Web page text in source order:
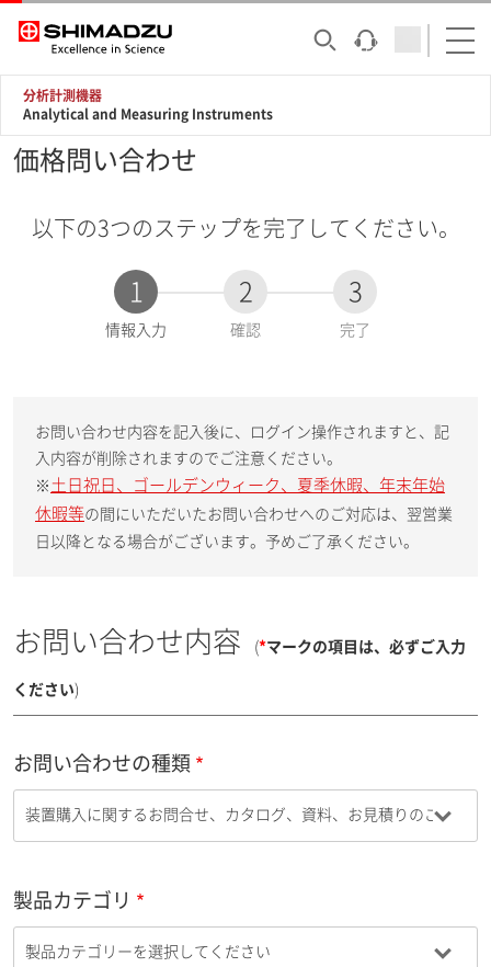
分析計測機器
Analytical and Measuring Instruments
価格問い合わせ
以下の3つのステップを完了してください。
1
現
情報入力
2
確認
3
完了
お問い合わせ内容を記入後に、ログイン操作されますと、記
入内容が削除されますのでご注意ください。
※ 土日祝日、ゴールデンウィーク、夏季休暇、年末年始
休暇等の間にいただいたお問い合わせへのご対応は、翌営業
日以降となる場合がございます。予めご了承ください。
お問い合わせ内容 (*マークの項目は、必ずご入力
ください)
お問い合わせの種類
製品カテゴリ